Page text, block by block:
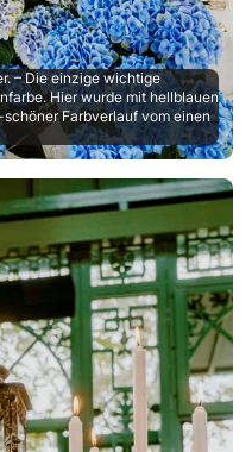
– Die einzige wichtige
Hier wurde mit hellblauen
Farbverlauf vom einen